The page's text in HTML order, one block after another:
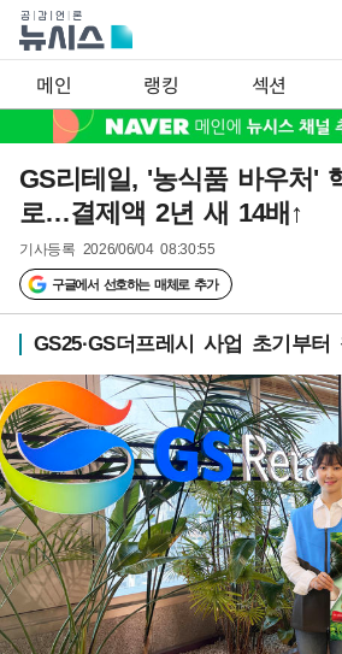
메인 랭킹 섹션
GS리테일, '농식품 바우처'
로…결제액 2년 새 14배↑
기사등록 2026/06/04 08:30:55
구글에서 선호하는 매체로 추가
GS25·GS더프레시 사업 초기부